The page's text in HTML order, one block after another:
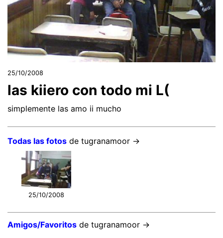
25/10/2008
las kiiero con todo mi L(
simplemente las amo ii mucho
Todas las fotos de tugranamoor →
25/10/2008
Amigos/Favoritos de tugranamoor →